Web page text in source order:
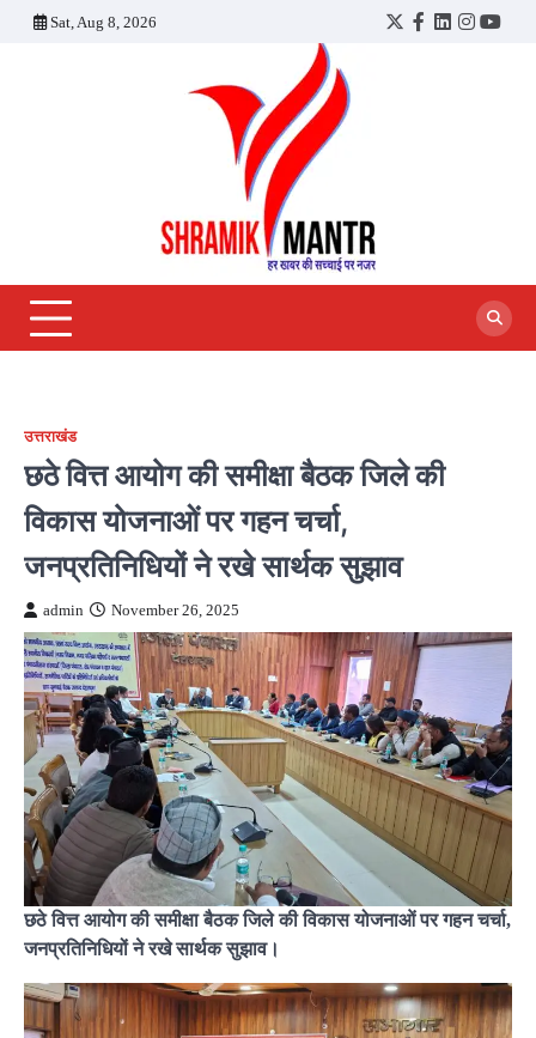
Sat, Aug 8, 2026
Twitter
Facebook
LinkedIn
उत्तराखंड
छठे वित्त आयोग की समीक्षा बैठक जिले की
विकास योजनाओं पर गहन चर्चा,
जनप्रतिनिधियों ने रखे सार्थक सुझाव
admin November 26, 2025
छठे वित्त आयोग की समीक्षा बैठक जिले की विकास योजनाओं पर गहन चर्चा,
जनप्रतिनिधियों ने रखे सार्थक सुझाव।